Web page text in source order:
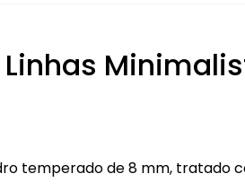
temperado de 8 mm, tratado